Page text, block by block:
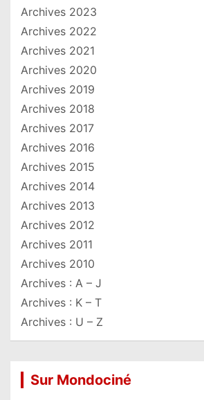
Archives 2023
Archives 2022
Archives 2021
Archives 2020
Archives 2019
Archives 2018
Archives 2017
Archives 2016
Archives 2015
Archives 2014
Archives 2013
Archives 2012
Archives 2011
Archives 2010
Archives : A – J
Archives : K – T
Archives : U – Z
Sur Mondociné